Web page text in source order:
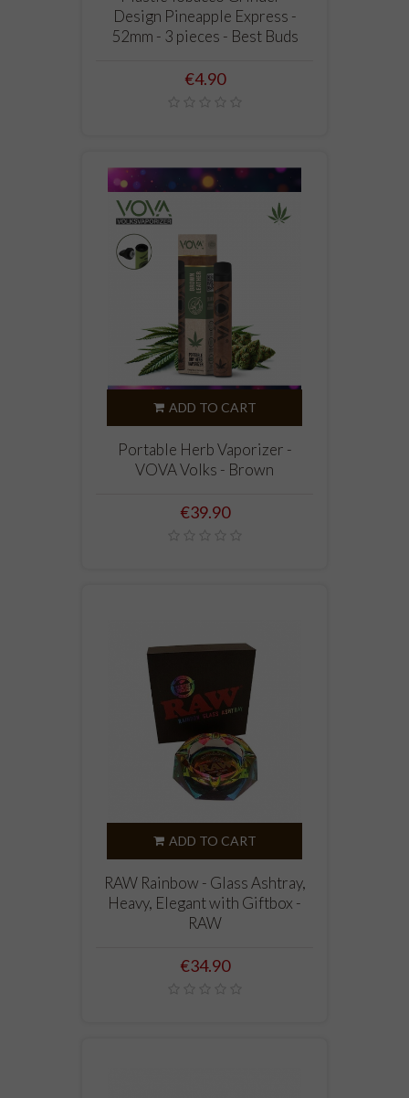
Design Pineapple Express -
52mm - 3 pieces - Best Buds
Price
€4.90
ADD TO CART
Portable Herb Vaporizer -
VOVA Volks - Brown
Price
€39.90
ADD TO CART
RAW Rainbow - Glass Ashtray,
Heavy, Elegant with Giftbox -
RAW
Price
€34.90